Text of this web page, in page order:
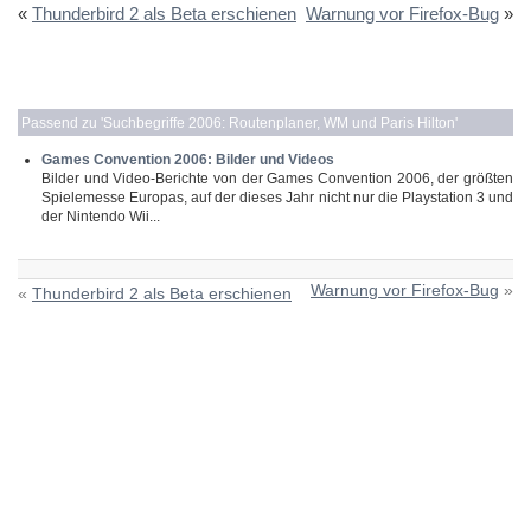
« Thunderbird 2 als Beta erschienen Warnung vor Firefox-Bug »
Passend zu 'Suchbegriffe 2006: Routenplaner, WM und Paris Hilton'
Games Convention 2006: Bilder und Videos
Bilder und Video-Berichte von der Games Convention 2006, der größten
Spielemesse Europas, auf der dieses Jahr nicht nur die Playstation 3 und
der Nintendo Wii...
« Thunderbird 2 als Beta erschienen Warnung vor Firefox-Bug »